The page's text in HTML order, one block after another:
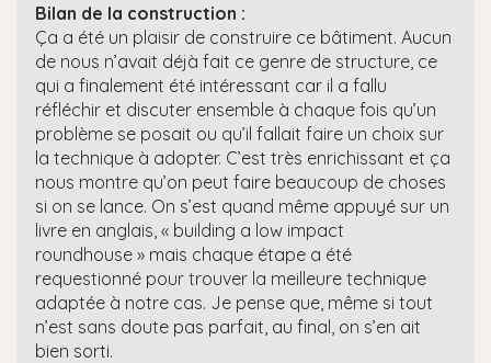
Bilan de la construction :
Ça a été un plaisir de construire ce bâtiment. Aucun
de nous n’avait déjà fait ce genre de structure, ce
qui a finalement été intéressant car il a fallu
réfléchir et discuter ensemble à chaque fois qu’un
problème se posait ou qu’il fallait faire un choix sur
la technique à adopter. C’est très enrichissant et ça
nous montre qu’on peut faire beaucoup de choses
si on se lance. On s’est quand même appuyé sur un
livre en anglais, « building a low impact
roundhouse » mais chaque étape a été
requestionné pour trouver la meilleure technique
adaptée à notre cas. Je pense que, même si tout
n’est sans doute pas parfait, au final, on s’en ait
bien sorti.